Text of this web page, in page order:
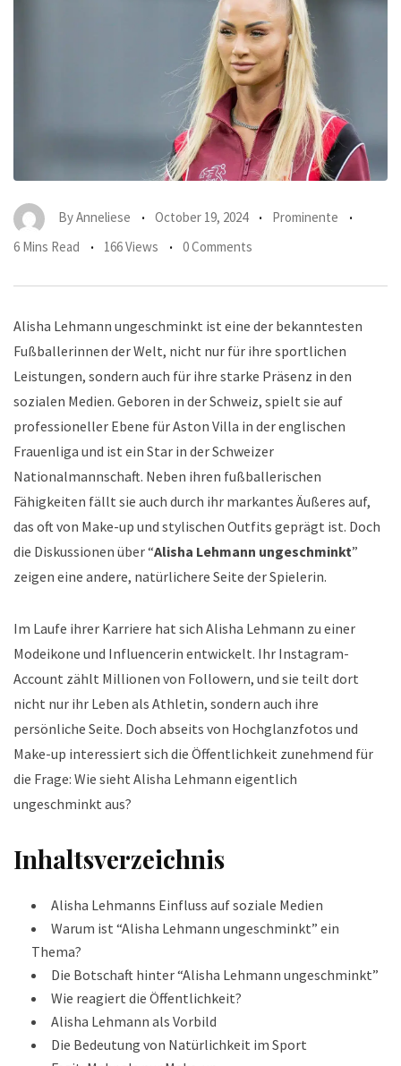
ByAnneliese October 19, 2024
Prominente
6 Mins Read
166 Views 0 Comments
Alisha Lehmann ungeschminkt ist eine der bekanntesten
Fußballerinnen der Welt, nicht nur für ihre sportlichen
Leistungen, sondern auch für ihre starke Präsenz in den
sozialen Medien. Geboren in der Schweiz, spielt sie auf
professioneller Ebene für Aston Villa in der englischen
Frauenliga und ist ein Star in der Schweizer
Nationalmannschaft. Neben ihren fußballerischen
Fähigkeiten fällt sie auch durch ihr markantes Äußeres auf,
das oft von Make-up und stylischen Outfits geprägt ist. Doch
die Diskussionen über “Alisha Lehmann ungeschminkt”
zeigen eine andere, natürlichere Seite der Spielerin.
Im Laufe ihrer Karriere hat sich Alisha Lehmann zu einer
Modeikone und Influencerin entwickelt. Ihr Instagram-
Account zählt Millionen von Followern, und sie teilt dort
nicht nur ihr Leben als Athletin, sondern auch ihre
persönliche Seite. Doch abseits von Hochglanzfotos und
Make-up interessiert sich die Öffentlichkeit zunehmend für
die Frage: Wie sieht Alisha Lehmann eigentlich
ungeschminkt aus?
Inhaltsverzeichnis
Alisha Lehmanns Einfluss auf soziale Medien
Warum ist “Alisha Lehmann ungeschminkt” ein
Thema?
Die Botschaft hinter “Alisha Lehmann ungeschminkt”
Wie reagiert die Öffentlichkeit?
Alisha Lehmann als Vorbild
Die Bedeutung von Natürlichkeit im Sport